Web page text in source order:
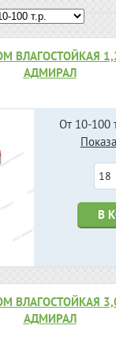
ВЛАГОСТОЙКАЯ
АДМИРАЛ
От 10-100
В
ВЛАГОСТОЙКАЯ
АДМИРАЛ